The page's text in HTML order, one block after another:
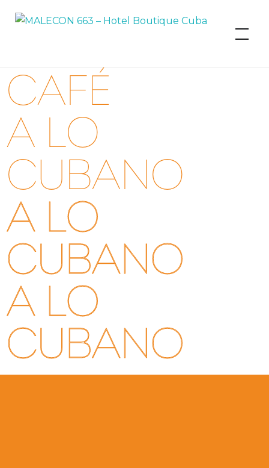
MALECON 663 – Hotel Boutique
CAFÉ
A LO
CUBANO
A LO
CUBANO
A LO
CUBANO